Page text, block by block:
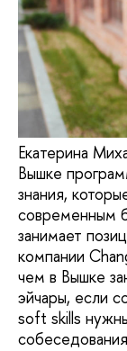
Екатерина
Вышке
знания,
современным
занимает
компании
чем в Вышке
эйчары, если
soft skills